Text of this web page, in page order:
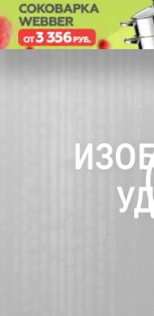
В
Общество
теме